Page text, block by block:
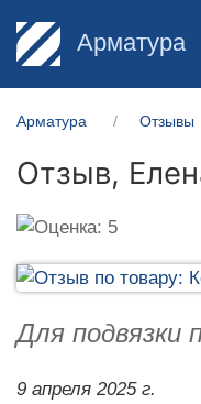
Арматура
Арматура Отзывы
Отзыв,
Для подвязки
9 апреля 2025 г.